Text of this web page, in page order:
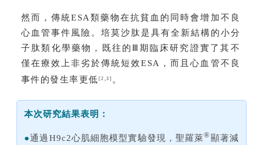
然而，傳統ESA類藥物在抗貧血的同時會增加不良
心血管事件風險。培莫沙肽是具有全新結構的小分
子肽類化學藥物，既往的Ⅲ期臨床研究證實了其不
僅在療效上非劣於傳統短效ESA，而且心血管不良
事件的發生率更低 [2,3] 。
本次研究結果表明：
●通過H9c2心肌細胞模型實驗發現，聖羅萊®顯著減